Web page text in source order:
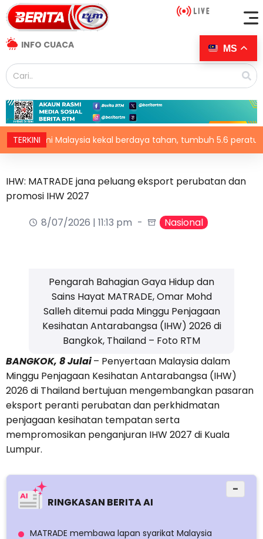
INFO CUACA
TERKINI
Malaysia kekal berdaya tahan, tumbuh 5.6 peratus
IHW: MATRADE jana peluang eksport perubatan dan
promosi IHW 2027
8/07/2026 | 11:13 pm
Nasional
Pengarah Bahagian Gaya Hidup dan
Sains Hayat MATRADE, Omar Mohd
Salleh ditemui pada Minggu Penjagaan
Kesihatan Antarabangsa (IHW) 2026 di
Bangkok, Thailand – Foto RTM
BANGKOK, 8 Julai– Penyertaan Malaysia dalam
Minggu Penjagaan Kesihatan Antarabangsa (IHW)
2026 di Thailand bertujuan mengembangkan pasaran
eksport peranti perubatan dan perkhidmatan
penjagaan kesihatan tempatan serta
mempromosikan penganjuran IHW 2027 di Kuala
Lumpur.
RINGKASAN BERITA AI
−
MATRADE membawa lapan syarikat Malaysia
MS